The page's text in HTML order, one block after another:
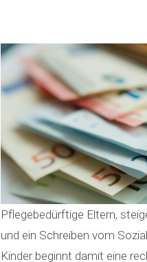
Pflegebedürftige Eltern,
und ein Schreiben vom
Kinder beginnt damit eine